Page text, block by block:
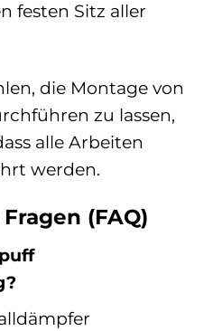
festen Sitz aller
die Montage von
zu lassen,
alle Arbeiten
werden.
(FAQ)